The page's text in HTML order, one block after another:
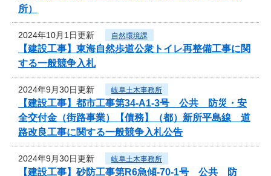
所）
2024年10月1日更新 自然環境課
【建設工事】東海自然歩道公衆トイレ再整備工事に関
する一般競争入札
2024年9月30日更新 岐阜土木事務所
【建設工事】都市工事第34-A1-3号 公共 防災・安
全交付金（街路事業）【債務】（都）新所平島線 道
路改良工事に関する一般競争入札公告
2024年9月30日更新 岐阜土木事務所
【建設工事】砂防工事第R6急傾-70-1号 公共 防